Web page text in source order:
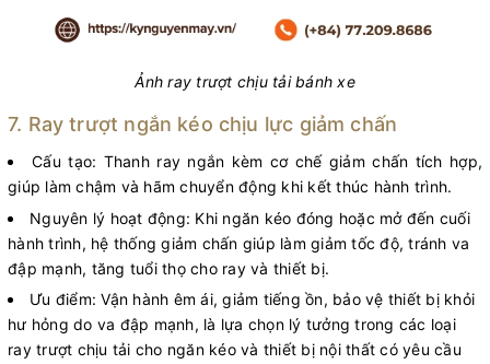
Ảnh ray trượt chịu tải bánh xe
7. Ray trượt ngắn kéo chịu lực giảm chấn
Cấu tạo: Thanh ray ngắn kèm cơ chế giảm chấn tích hợp,
giúp làm chậm và hãm chuyển động khi kết thúc hành trình.
Nguyên lý hoạt động: Khi ngăn kéo đóng hoặc mở đến cuối
hành trình, hệ thống giảm chấn giúp làm giảm tốc độ, tránh va
đập mạnh, tăng tuổi thọ cho ray và thiết bị.
Ưu điểm: Vận hành êm ái, giảm tiếng ồn, bảo vệ thiết bị khỏi
hư hỏng do va đập mạnh, là lựa chọn lý tưởng trong các loại
ray trượt chịu tải cho ngăn kéo và thiết bị nội thất có yêu cầu